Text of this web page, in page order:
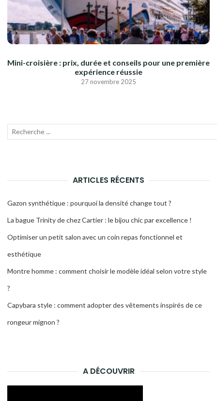
Mini-croisière : prix, durée et conseils pour une première
expérience réussie
27 novembre 2025
Recherche
ARTICLES RÉCENTS
Gazon synthétique : pourquoi la densité change tout ?
La bague Trinity de chez Cartier : le bijou chic par excellence !
Optimiser un petit salon avec un coin repas fonctionnel et
esthétique
Montre homme : comment choisir le modèle idéal selon votre style
?
Capybara style : comment adopter des vêtements inspirés de ce
rongeur mignon ?
A DÉCOUVRIR